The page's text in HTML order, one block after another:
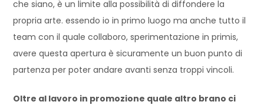
che siano, è un limite alla possibilità di diffondere la
propria arte. essendo io in primo luogo ma anche tutto il
team con il quale collaboro, sperimentazione in primis,
avere questa apertura è sicuramente un buon punto di
partenza per poter andare avanti senza troppi vincoli.
Oltre al lavoro in promozione quale altro brano ci